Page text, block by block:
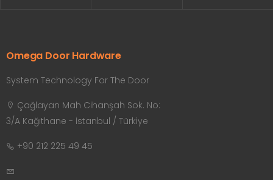
Omega Door Hardware
System Technology For The Door
Çağlayan Mah Cihanşah Sok. No:
3/A Kağıthane - İstanbul / Türkiye
+90 212 225 49 45